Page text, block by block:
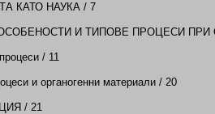
КАТО НАУКА / 7
И ТИПОВЕ ПРОЦЕСИ
/ 11
и органогенни материали / 20
/ 21